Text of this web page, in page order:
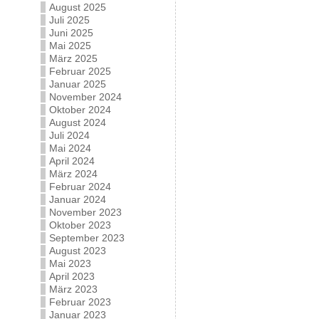
August 2025
Juli 2025
Juni 2025
Mai 2025
März 2025
Februar 2025
Januar 2025
November 2024
Oktober 2024
August 2024
Juli 2024
Mai 2024
April 2024
März 2024
Februar 2024
Januar 2024
November 2023
Oktober 2023
September 2023
August 2023
Mai 2023
April 2023
März 2023
Februar 2023
Januar 2023